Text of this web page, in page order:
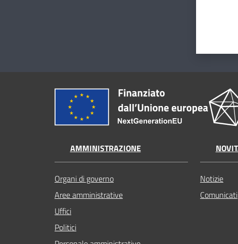
AMMINISTRAZIONE
Organi di governo
Aree amministrative
Uffici
Politici
Notizie
Comunicati